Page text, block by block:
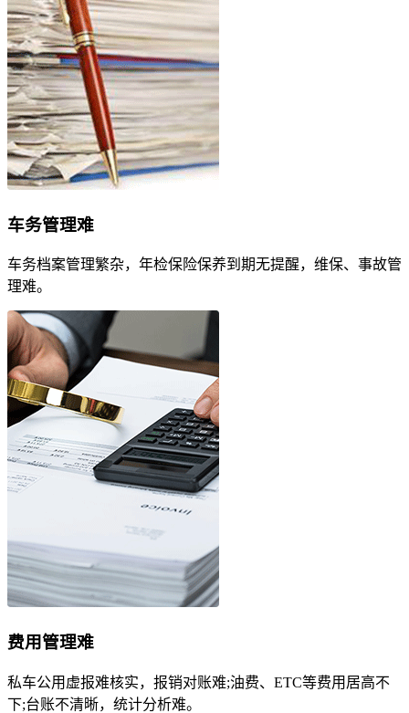
车务管理难
车务档案管理繁杂，年检保险保养到期无提醒，维保、事故管
理难。
费用管理难
私车公用虚报难核实，报销对账难;油费、ETC等费用居高不
下;台账不清晰，统计分析难。